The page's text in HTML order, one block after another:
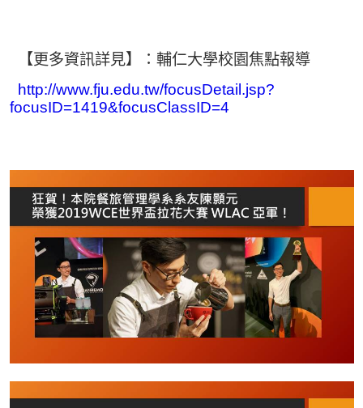
【更多資訊詳見】： 輔仁大學校園焦點報導
http://www.fju.edu.tw/focusDetail.jsp?
focusID=1419&focusClassID=4